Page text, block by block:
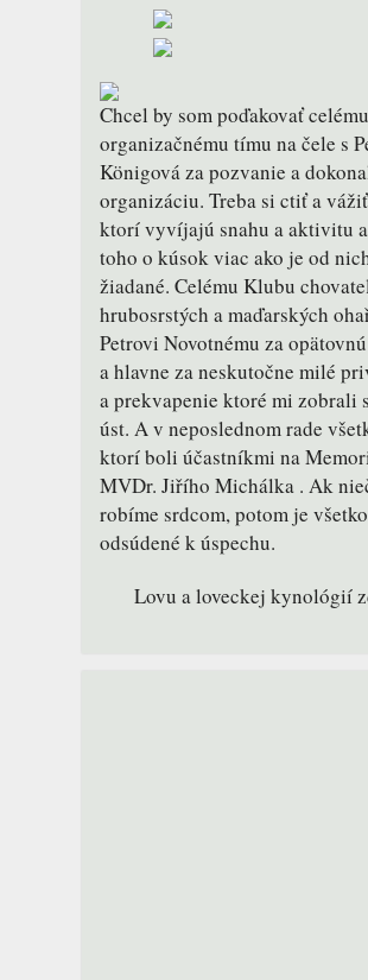
Chcel by som poďakovať celému
organizačnému tímu na čele s
Königová za pozvanie a
organizáciu. Treba si ctiť a
ktorí vyvíjajú snahu a aktivitu
toho o kúsok viac ako je od
žiadané. Celému Klubu
hrubosrstých a maďarských
Petrovi Novotnému za
a hlavne za neskutočne milé
a prekvapenie ktoré mi zobrali
úst. A v neposlednom rade
ktorí boli účastníkmi na
MVDr. Jiřího Michálka . Ak
robíme srdcom, potom je všetko
odsúdené k úspechu.
Lovu a loveckej kynológií